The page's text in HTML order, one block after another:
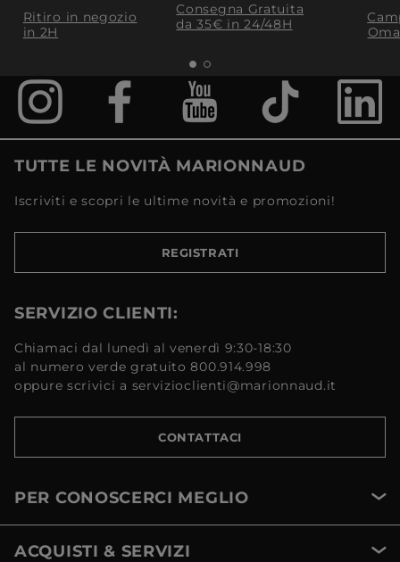
Ritiro in negozio
in 2H
Consegna Gratuita
da 35€​ in 24/48H
TUTTE LE NOVITÀ MARIONNAUD
Iscriviti e scopri le ultime novità e promozioni!
REGISTRATI
SERVIZIO CLIENTI:
Chiamaci dal lunedì al venerdì 9:30-18:30
al numero verde gratuito 800.914.998
oppure scrivici a servizioclienti@marionnaud.it
CONTATTACI
PER CONOSCERCI MEGLIO
ACQUISTI & SERVIZI